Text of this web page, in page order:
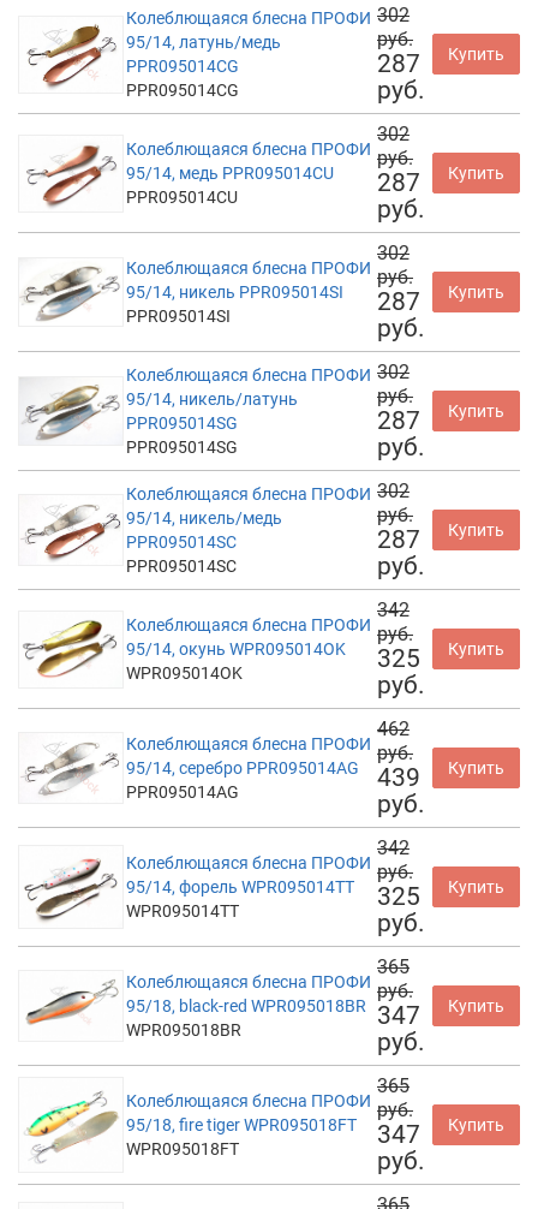
Колеблющаяся блесна ПРОФИ
95/14, латунь/медь
PPR095014CG
PPR095014CG
302
руб.
287
руб.
Купить
Колеблющаяся блесна ПРОФИ
95/14, медь PPR095014CU
PPR095014CU
302
руб.
287
руб.
Купить
Колеблющаяся блесна ПРОФИ
95/14, никель PPR095014SI
PPR095014SI
302
руб.
287
руб.
Купить
Колеблющаяся блесна ПРОФИ
95/14, никель/латунь
PPR095014SG
PPR095014SG
302
руб.
287
руб.
Купить
Колеблющаяся блесна ПРОФИ
95/14, никель/медь
PPR095014SC
PPR095014SC
302
руб.
287
руб.
Купить
Колеблющаяся блесна ПРОФИ
95/14, окунь WPR095014OK
WPR095014OK
342
руб.
325
руб.
Купить
Колеблющаяся блесна ПРОФИ
95/14, серебро PPR095014AG
PPR095014AG
462
руб.
439
руб.
Купить
Колеблющаяся блесна ПРОФИ
95/14, форель WPR095014TT
WPR095014TT
342
руб.
325
руб.
Купить
Колеблющаяся блесна ПРОФИ
95/18, black-red WPR095018BR
WPR095018BR
365
руб.
347
руб.
Купить
Колеблющаяся блесна ПРОФИ
95/18, fire tiger WPR095018FT
WPR095018FT
365
руб.
347
руб.
Купить